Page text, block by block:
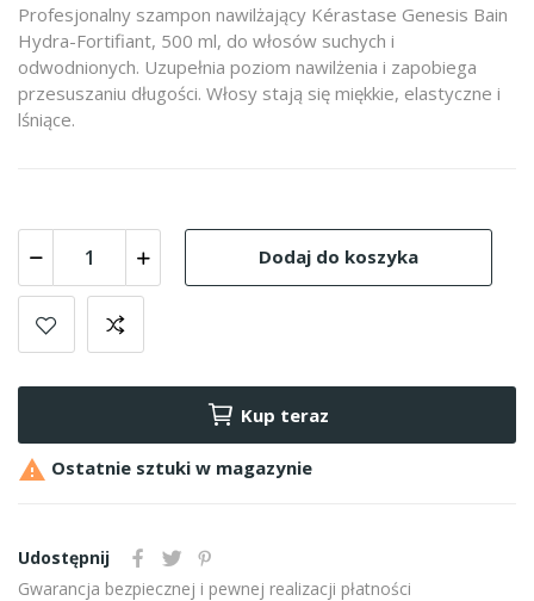
Profesjonalny szampon nawilżający Kérastase Genesis Bain
Hydra-Fortifiant, 500 ml, do włosów suchych i
odwodnionych. Uzupełnia poziom nawilżenia i zapobiega
przesuszaniu długości. Włosy stają się miękkie, elastyczne i
lśniące.
Dodaj do koszyka
Kup teraz
 Ostatnie sztuki w magazynie
Udostępnij
Gwarancja bezpiecznej i pewnej realizacji płatności